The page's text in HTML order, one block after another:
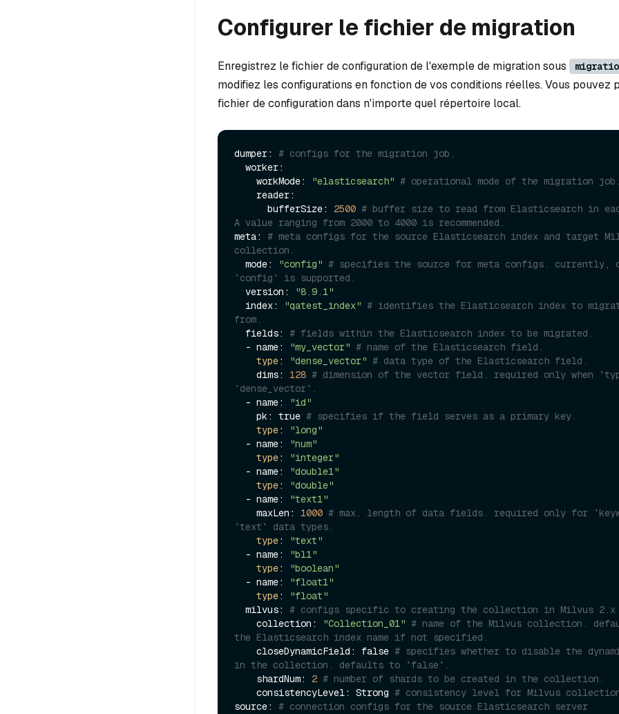
Configurer le fichier de migration
Enregistrez le fichier de configuration de l'exemple de migration sous
modifiez les configurations en fonction de vos conditions réelles. Vous pouvez
fichier de configuration dans n'importe quel répertoire local.
dumper: # configs for the migration job.
    workMode:
"elasticsearch" # operational mode of the migration job.
      bufferSize:
2500 # buffer size to read from Elasticsearch in
A value ranging from 2000 to 4000 is recommended.
meta: # meta configs for the source Elasticsearch index and target
collection.
  mode:
"config" # specifies the source for meta configs. currently,
`config` is supported.
  version:
"8.9.1"
  index:
"qatest_index" # identifies the Elasticsearch index to
from.
  fields:
# fields within the Elasticsearch index to be migrated.
  - name:
"my_vector" # name of the Elasticsearch field.
type: "dense_vector" # data type of the Elasticsearch field.
    dims:
128 # dimension of the vector field. required only when
`dense_vector`.
  - name:
"id"
    pk: true
# specifies if the field serves as a primary key.
type:
"long"
  - name:
"num"
type:
"integer"
  - name:
"double1"
type:
"double"
  - name:
"text1"
    maxLen:
1000 # max. length of data fields. required only for
`text` data types.
type:
"text"
  - name:
"bl1"
type:
"boolean"
  - name:
"float1"
type:
"float"
  milvus:
# configs specific to creating the collection in Milvus 2.x
    collection:
"Collection_01" # name of the Milvus collection.
the Elasticsearch index name if not specified.
    closeDynamicField: false
# specifies whether to disable the
in the collection. defaults to `false`.
    shardNum:
2 # number of shards to be created in the collection.
    consistencyLevel: Strong
# consistency level for Milvus
source: # connection configs for the source Elasticsearch server